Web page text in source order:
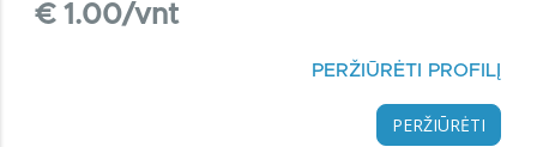
€ 1.00/vnt
PERŽIŪRĖTI PROFILĮ
PERŽIŪRĖTI